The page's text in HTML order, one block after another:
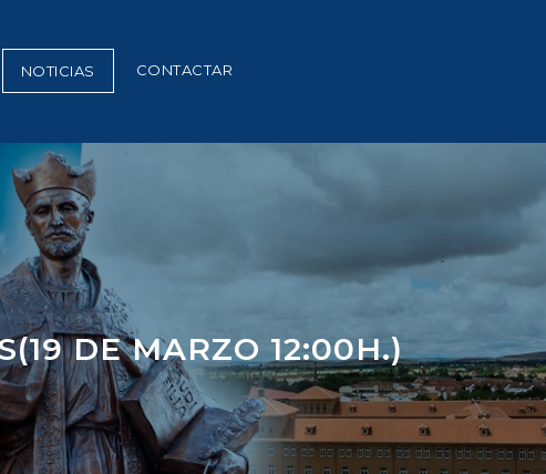
NOTICIAS CONTACTAR
DE MARZO 12:00H.)